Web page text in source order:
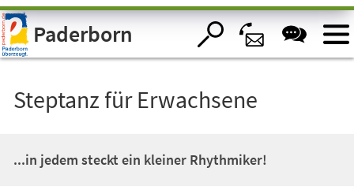
Visuelle
Assistenzsoftware
öffnen.Paderborn
Steptanz für Erwachsene
...in jedem steckt ein kleiner Rhythmiker!